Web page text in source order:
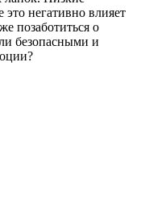
это негативно влияет
позаботиться о
безопасными и